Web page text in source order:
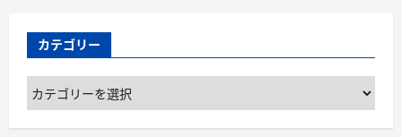
カテゴリー
カ
テ
ゴ